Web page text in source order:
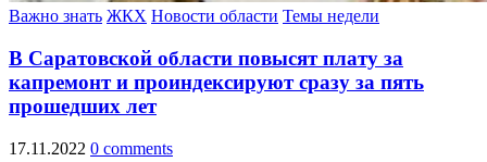
Важно знать ЖКХ Новости области Темы недели
В Саратовской области повысят плату за
капремонт и проиндексируют сразу за пять
прошедших лет
17.11.2022 0 comments